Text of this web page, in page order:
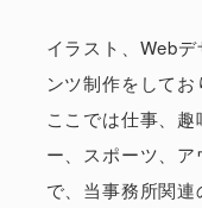
イラスト、Web
ンツ制作をしてお
ここでは仕事、
ー、スポーツ、
で、当事務所関連